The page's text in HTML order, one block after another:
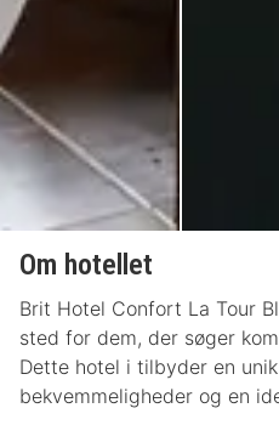
Om hotellet
Brit Hotel Confort La Tour
sted for dem, der søger
Dette hotel i tilbyder en
bekvemmeligheder og en